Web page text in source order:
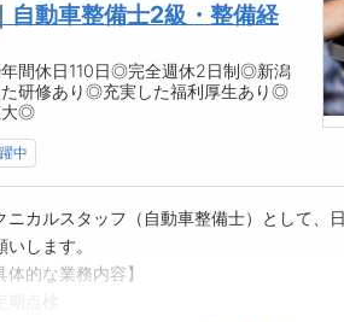
自動車整備士2級・整備経
間休日110日◎完全週休2日制◎新潟
研修あり◎充実した福利厚生あり◎
大◎
中
ニカルスタッフ（自動車整備士）として、
いします。
体的な業務内容】